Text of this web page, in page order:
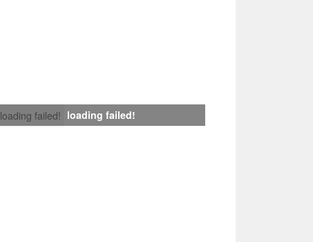
loading failed! loading failed!